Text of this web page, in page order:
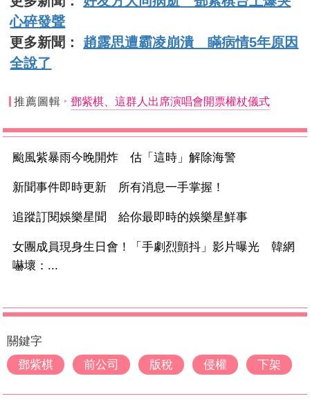
心碎發聲
更多新聞： 趙露思遭霸凌崩潰 瞞病情5年原因
全說了
推薦圖輯 鄧紫棋、這群人出席演唱會開票權杖儀式
颱風紫暴雨今晚開炸 估「這時」解除海警
新聞事件即時更新 所有消息一手掌握！
追蹤訂閱娛樂星聞 給你最即時的娛樂星鮮事
女團成員現身生日會！「手劇烈顫抖」影片曝光 韓網
嚇壞：...
關鍵字
鄧紫棋
前公司 版稅 侵權 下架